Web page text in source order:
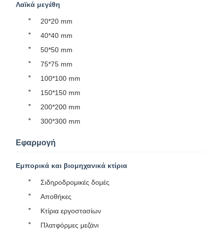
Λαϊκά μεγέθη
20*20 mm
40*40 mm
50*50 mm
75*75 mm
100*100 mm
150*150 mm
200*200 mm
300*300 mm
Εφαρμογή
Εμπορικά και βιομηχανικά κτίρια
Σιδηροδρομικές δομές
Αποθήκες
Κτίρια εργοστασίων
Πλατφόρμες μεζάνι